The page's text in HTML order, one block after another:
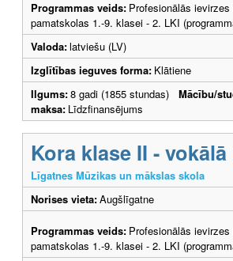
Programmas veids: Profesionālās
pamatskolas 1.-9. klasei - 2. LKI
Valoda:latviešu (LV)
Izglītības ieguves forma: Klātiene
Ilgums:8 gadi (1855 stundas) Mācību/
maksa: Līdzfinansējums
Kora klase II -
Līgatnes Mūzikas un mākslas skola
Norises vieta:Augšlīgatne
Programmas veids: Profesionālās
pamatskolas 1.-9. klasei - 2. LKI